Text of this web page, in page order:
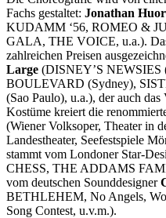
Fachs gestaltet: Jonathan Huor
KUDAMM ‘56, ROMEO &
GALA, THE VOICE, u.a.).
zahlreichen Preisen
Large (DISNEY’S NEWSIES
BOULEVARD (Sydney),
(Sao Paulo), u.a.), der auch
Kostüme kreiert die
(Wiener Volksoper, Theater in
Landestheater, Seefestspiele
stammt vom Londoner Star-
CHESS, THE ADDAMS
vom deutschen Sounddesigner
BETHLEHEM, No Angels,
Song Contest, u.v.m.).